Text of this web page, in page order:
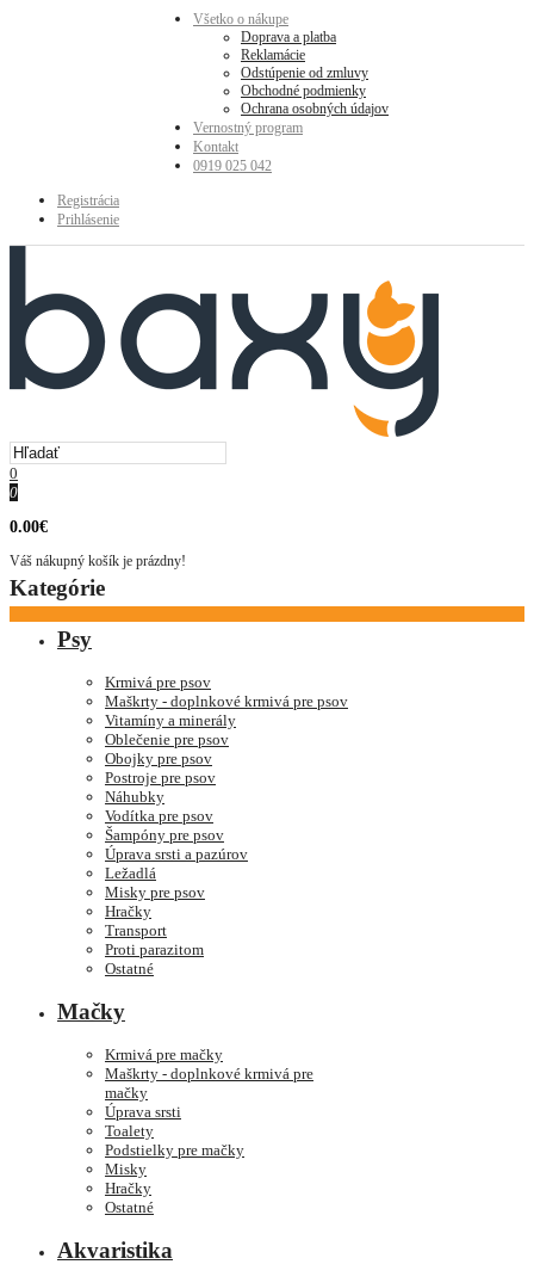
Všetko o nákupe
Doprava a platba
Reklamácie
Odstúpenie od zmluvy
Obchodné podmienky
Ochrana osobných údajov
Vernostný program
Kontakt
0919 025 042
Registrácia
Prihlásenie
0
0
0.00€
Váš nákupný košík je prázdny!
Kategórie
Psy
Krmivá pre psov
Maškrty - doplnkové krmivá pre psov
Vitamíny a minerály
Oblečenie pre psov
Obojky pre psov
Postroje pre psov
Náhubky
Vodítka pre psov
Šampóny pre psov
Úprava srsti a pazúrov
Ležadlá
Misky pre psov
Hračky
Transport
Proti parazitom
Ostatné
Mačky
Krmivá pre mačky
Maškrty - doplnkové krmivá pre
mačky
Úprava srsti
Toalety
Podstielky pre mačky
Misky
Hračky
Ostatné
Akvaristika